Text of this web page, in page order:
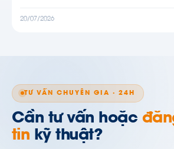
20/07/2026
TƯ VẤN CHUYÊN GIA · 24H
Cần tư vấn hoặc
tin kỹ thuật?